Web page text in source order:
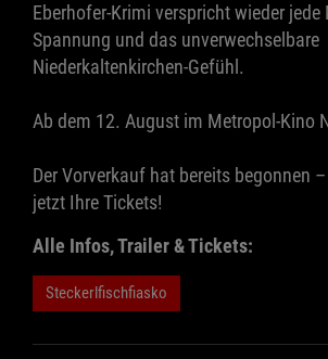
Eberhofer-Krimi verspricht wieder jede
Spannung und das unverwechselbare
Niederkaltenkirchen-Gefühl.
Ab dem 12. August im Metropol-Kino
Der Vorverkauf hat bereits begonnen
jetzt Ihre Tickets!
Alle Infos, Trailer & Tickets:
Steckerlfischfiasko